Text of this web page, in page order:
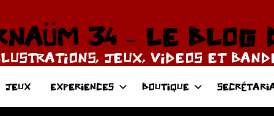
34 – LE BLOG
JEUX, VIDEOS ET
JEUX EXPERIENCES BOUTIQUE